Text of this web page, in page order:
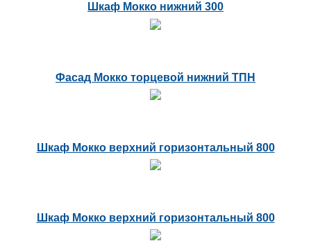
Шкаф Мокко нижний 300
Фасад Мокко торцевой нижний ТПН
Шкаф Мокко верхний горизонтальный 800
Шкаф Мокко верхний горизонтальный 800